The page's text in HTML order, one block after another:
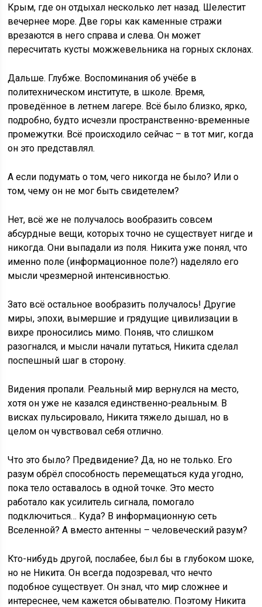
Крым, где он отдыхал несколько лет назад. Шелестит
вечернее море. Две горы как каменные стражи
врезаются в него справа и слева. Он может
пересчитать кусты можжевельника на горных склонах.
Дальше. Глубже. Воспоминания об учёбе в
политехническом институте, в школе. Время,
проведённое в летнем лагере. Всё было близко, ярко,
подробно, будто исчезли пространственно-временные
промежутки. Всё происходило сейчас – в тот миг, когда
он это представлял.
А если подумать о том, чего никогда не было? Или о
том, чему он не мог быть свидетелем?
Нет, всё же не получалось вообразить совсем
абсурдные вещи, которых точно не существует нигде и
никогда. Они выпадали из поля. Никита уже понял, что
именно поле (информационное поле?) наделяло его
мысли чрезмерной интенсивностью.
Зато всё остальное вообразить получалось! Другие
миры, эпохи, вымершие и грядущие цивилизации в
вихре проносились мимо. Поняв, что слишком
разогнался, и мысли начали путаться, Никита сделал
поспешный шаг в сторону.
Видения пропали. Реальный мир вернулся на место,
хотя он уже не казался единственно-реальным. В
висках пульсировало, Никита тяжело дышал, но в
целом он чувствовал себя отлично.
Что это было? Предвидение? Да, но не только. Его
разум обрёл способность перемещаться куда угодно,
пока тело оставалось в одной точке. Это место
работало как усилитель сигнала, помогало
подключиться… Куда? В информационную сеть
Вселенной? А вместо антенны – человеческий разум?
Кто-нибудь другой, послабее, был бы в глубоком шоке,
но не Никита. Он всегда подозревал, что нечто
подобное существует. Он знал, что мир сложнее и
интереснее, чем кажется обывателю. Поэтому Никита